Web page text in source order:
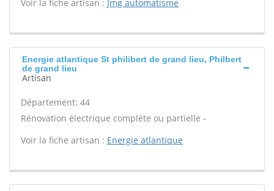
Voir la fiche artisan : Jmg automatisme
Energie atlantique St philibert de grand lieu, Philbert
de grand lieu
Artisan
Département: 44
Rénovation électrique complète ou partielle -
Voir la fiche artisan : Energie atlantique